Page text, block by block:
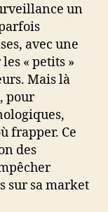
un
avec une
« petits »
Mais là
pour
frapper. Ce
des
sur sa market